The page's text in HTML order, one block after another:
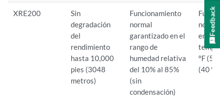
XRE200
Sin
degradación
del
rendimiento
hasta 10,000
pies (3048
metros)
Funcionamiento
normal
garantizado en el
rango de
humedad relativa
del 10% al 85%
(sin
condensación)
en el
°F (5
(40
Feedback